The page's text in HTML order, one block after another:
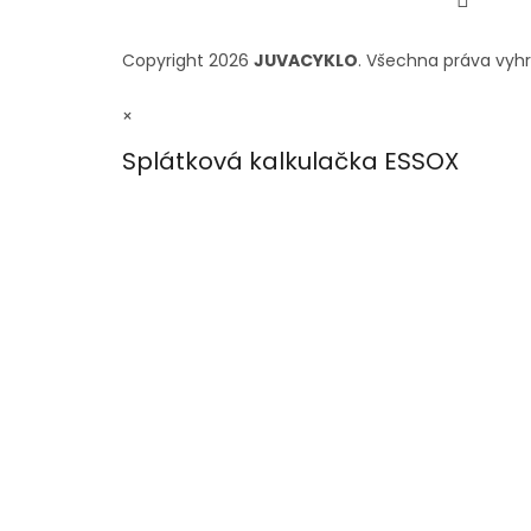
Copyright 2026 JUVACYKLO. Všechna práva
×
Splátková kalkulačka ESSOX